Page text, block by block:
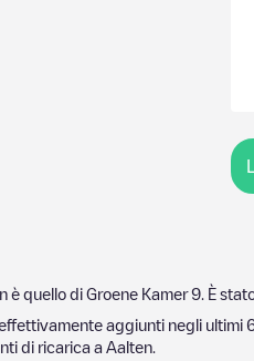
è quello di Groene Kamer 9 . È
aggiunti negli ultimi
di ricarica a Aalten